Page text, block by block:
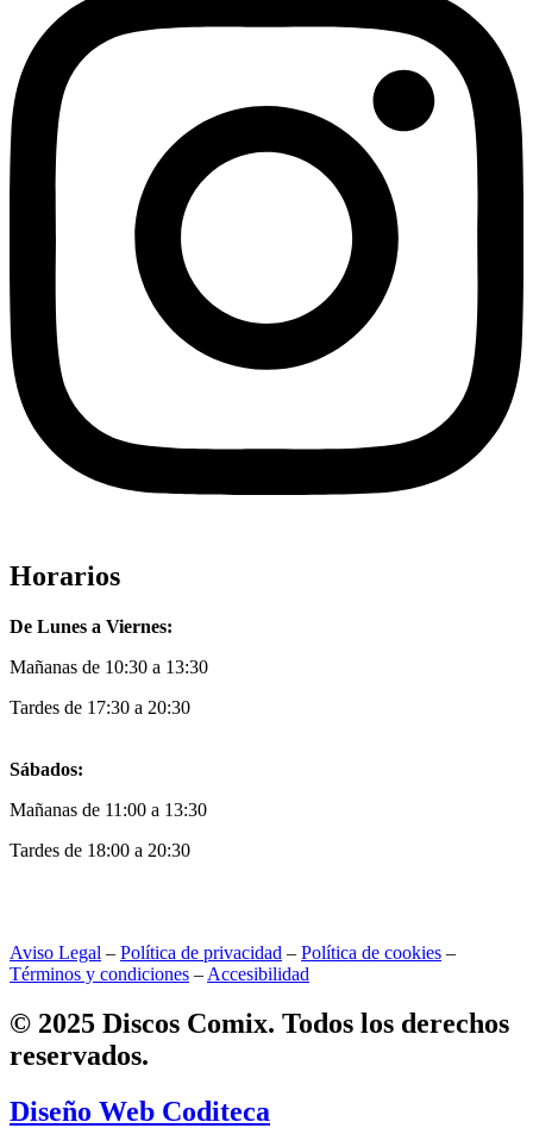
Horarios
De Lunes a Viernes:
Mañanas de 10:30 a 13:30
Tardes de 17:30 a 20:30
Sábados:
Mañanas de 11:00 a 13:30
Tardes de 18:00 a 20:30
Aviso Legal – Política de privacidad – Política de cookies –
Términos y condiciones – Accesibilidad
© 2025 Discos Comix. Todos los derechos
reservados.
Diseño Web Coditeca